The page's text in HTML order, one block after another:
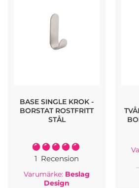
BASE SINGLE KROK -
BORSTAT ROSTFRITT
STÅL
Rating:
100%
1 Recension
Varumärke: Beslag
Design